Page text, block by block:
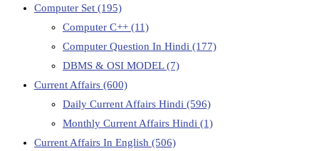
Computer Set (195)
Computer C++ (11)
Computer Question In Hindi (177)
DBMS & OSI MODEL(7)
Current Affairs (600)
Daily Current Affairs Hindi (596)
Monthly Current Affairs Hindi (1)
Current Affairs In English (506)